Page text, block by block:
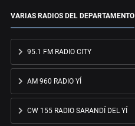
VARIAS RADIOS DEL DEPARTAMENTO
95.1 FM RADIO CITY
AM 960 RADIO YÍ
CW 155 RADIO SARANDÍ DEL YÍ